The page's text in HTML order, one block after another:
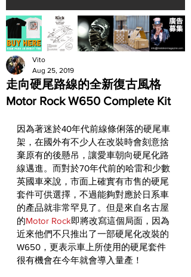
走向硬尾路線的全新復古風格
Motor Rock W650 Complete Kit
Vito
Aug 25, 2019
因為著迷於40年代前線條俐落的硬尾車
架，在國外有不少人在改裝時會刻意捨
棄原有的後懸吊，讓愛車朝向硬尾化路
線邁進。而對於70年代前的哈雷和少數
英國車來說，市面上確實有市售的硬尾
套件可供選擇，不過能夠對應於日系車
的產品就非常罕見了。但是來自名古屋
的Motor Rock即將改寫這個局面，因為
近來他們不只推出了一部硬尾化改裝的
W650，更表示車上所使用的硬尾套件
很有機會在今年就會導入量產！